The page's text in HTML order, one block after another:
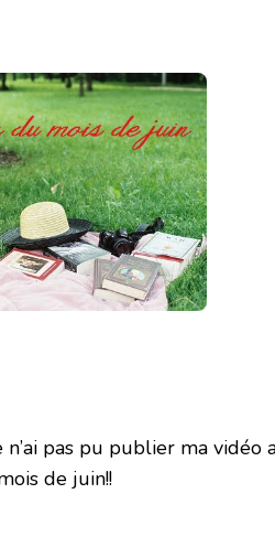
pas pu publier ma vidéo
de juin!!